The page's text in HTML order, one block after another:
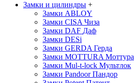
Замки и цилиндры +
Замки ABLOY
Замки CISA Чиза
Замки DAF Даф
Замки DESi
Замки GERDA Герда
Замки MOTTURA Моттура
Замки Mul-t-lock Мультлок
Замки PandoorПандор